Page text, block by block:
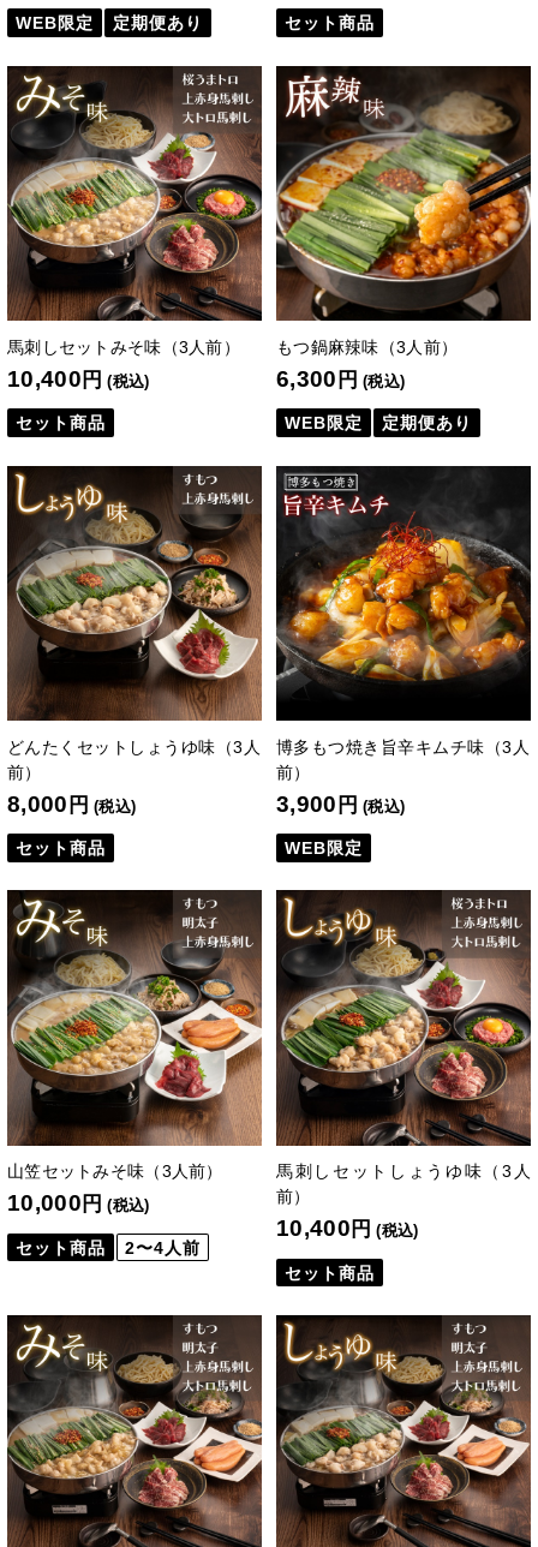
WEB限定 定期便あり セット商品
馬刺しセットみそ味（3人前）
10,400 円 (税込)
セット商品
もつ鍋麻辣味（3人前）
6,300 円 (税込)
WEB限定 定期便あり
どんたくセットしょうゆ味（3人
前）
8,000 円 (税込)
セット商品
博多もつ焼き旨辛キムチ味（3人
前）
3,900 円 (税込)
WEB限定
山笠セットみそ味（3人前）
10,000 円 (税込)
セット商品 2〜4人前
馬刺しセットしょうゆ味（3人
前）
10,400 円 (税込)
セット商品